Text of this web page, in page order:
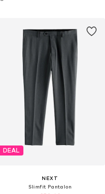
DEAL
NEXT
Slimfit Pantalon